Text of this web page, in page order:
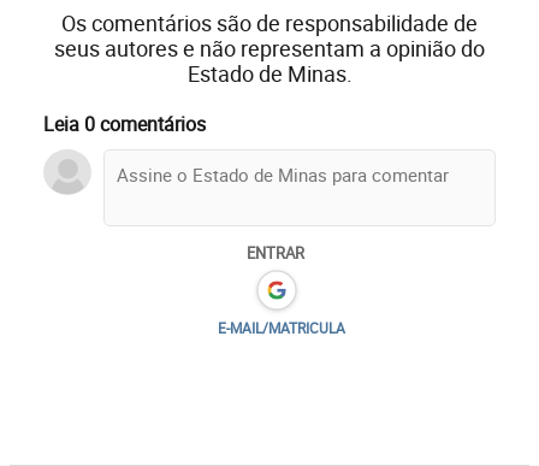
Os comentários são de responsabilidade de
seus autores e não representam a opinião do
Estado de Minas.
Leia 0 comentários
ENTRAR
E-MAIL/MATRICULA